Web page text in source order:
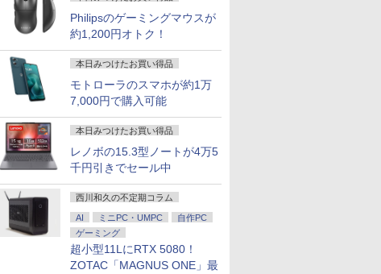
Philipsのゲーミングマウスが
約1,200円オトク！
本日みつけたお買い得品
モトローラのスマホが約1万
7,000円で購入可能
本日みつけたお買い得品
レノボの15.3型ノートが4万5
千円引きでセール中
西川和久の不定期コラム
AI ミニPC・UMPC
自作PC
ゲーミング
超小型11LにRTX 5080！
ZOTAC「MAGNUS ONE」最